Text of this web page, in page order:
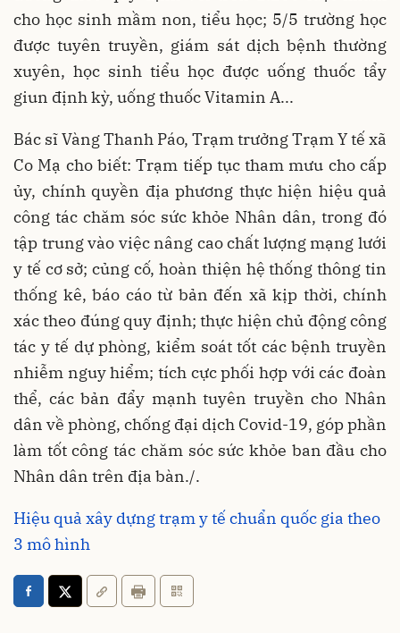
cho học sinh mầm non, tiểu học; 5/5 trường học
được tuyên truyền, giám sát dịch bệnh thường
xuyên, học sinh tiểu học được uống thuốc tẩy
giun định kỳ, uống thuốc Vitamin A...
Bác sĩ Vàng Thanh Páo, Trạm trưởng Trạm Y tế xã
Co Mạ cho biết: Trạm tiếp tục tham mưu cho cấp
ủy, chính quyền địa phương thực hiện hiệu quả
công tác chăm sóc sức khỏe Nhân dân, trong đó
tập trung vào việc nâng cao chất lượng mạng lưới
y tế cơ sở; củng cố, hoàn thiện hệ thống thông tin
thống kê, báo cáo từ bản đến xã kịp thời, chính
xác theo đúng quy định; thực hiện chủ động công
tác y tế dự phòng, kiểm soát tốt các bệnh truyền
nhiễm nguy hiểm; tích cực phối hợp với các đoàn
thể, các bản đẩy mạnh tuyên truyền cho Nhân
dân về phòng, chống đại dịch Covid-19, góp phần
làm tốt công tác chăm sóc sức khỏe ban đầu cho
Nhân dân trên địa bàn./.
Hiệu quả xây dựng trạm y tế chuẩn quốc gia theo
3 mô hình